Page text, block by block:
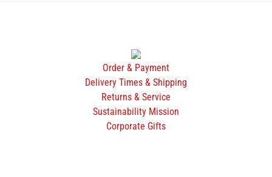
Order & Payment
Delivery Times & Shipping
Returns & Service
Sustainability Mission
Corporate Gifts